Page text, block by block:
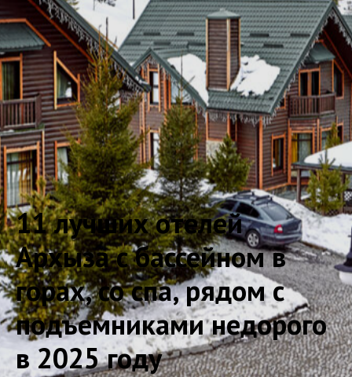
11 лучших отелей
Архыза с бассейном в
горах, со спа, рядом с
подъемниками недорого
в 2025 году